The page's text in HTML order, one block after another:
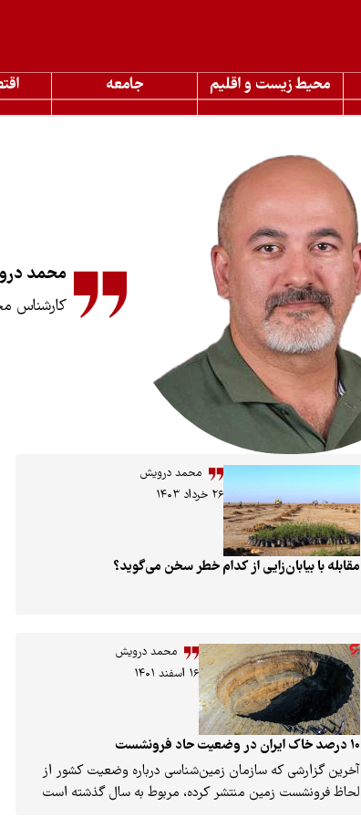
محیط زیست و اقلیم جامعه
محمد
کارشناس
محمد درویش
۲۶ خرداد ۱۴۰۳
مقابله با بیابان‌زایی از کدام خطر سخن می‌گوید؟
محمد درویش
۱۶ اسفند ۱۴۰۱
10 درصد خاک ایران در وضعیت حاد فرونشست
آخرین گزارشی که سازمان زمین‌شناسی درباره وضعیت کشور از
لحاظ فرونشست زمین منتشر کرده، مربوط به سال گذشته است